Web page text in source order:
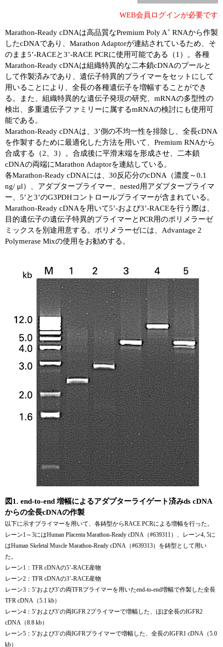
WEB会員ログインが必要です
Marathon-Ready cDNAは高品質なPremium Poly A+ RNAから作製
したcDNAであり、Marathon Adaptorが連結されているため、そ
のまま5’-RACEと3’-RACE PCRに使用可能である（1）。各種
Marathon-Ready cDNAは組織特異的な二本鎖cDNAのプールと
して作製済みであり、遺伝子特異的プライマーをセットにして
用いることにより、全長の各種遺伝子を増幅することができ
る。また、組織特異的な遺伝子発現の研究、mRNAの多型性の
検出、多重遺伝子ファミリーに属するmRNAの検討にも使用可
能である。
Marathon-Ready cDNAは、3’側の不均一性を排除し、全長cDNA
を作製するために最適化した方法を用いて、Premium RNAから
合成する（2、3）。合成後に平滑末端を形成させ、二本鎖
cDNAの両端にMarathon Adaptorを連結している。
各Marathon-Ready cDNAには、30反応分のcDNA（濃度～0.1
ng/ μl）、アダプタープライマー、nested用アダプタープライマ
ー、5’と3’のG3PDHコントロールプライマーが含まれている。
Marathon-Ready cDNAを用いて5’-および3’-RACEを行う際は、
目的遺伝子の遺伝子特異的プライマーとPCR用のポリメラーゼ
ミックスを別途用意する。ポリメラーゼには、Advantage 2
Polymerase Mixの使用をお勧めする。
図1. end-to-end 増幅によるアダプターライゲート済みds cDNA
からの全長cDNAの作製
以下に示すプライマーを用いて、各鋳型からRACE PCRによる増幅を行った。
レーン1～3にはHuman Placenta Marathon-Ready cDNA（#639311）、レーン4, 5に
はHuman Skeletal Muscle Marathon-Ready cDNA（#639313）を鋳型として用い
た。
レーン1：TFR cDNAの5’-RACE産物
レーン2：TFR cDNAの3’-RACE産物
レーン3：5’および3’の両TFRプライマーを用いたend-to-end増幅で作製した全長
TFR cDNA（5.1 kb）
レーン4：5’および3’の両IGFR 2プライマーで増幅した、ほぼ全長のIGFR2
cDNA（8.8 kb）
レーン5：5’および3’の両IGFRプライマーで増幅した、全長のIGFR1 cDNA（5.0
kb）